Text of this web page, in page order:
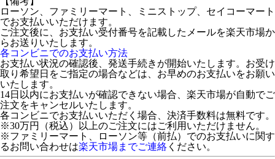
ローソン、ファミリーマート、ミニストップ、セイコーマート
でお支払いいただけます。
ご注文後に、お支払い受付番号を記載したメールを楽天市場か
らお送りいたします。
各コンビニでのお支払い方法
お支払い状況の確認後、発送手続きが開始いたします。お受け
取り希望日をご指定の場合などは、お早めのお支払いをお願い
いたします。
14日以内にお支払いが確認できない場合、楽天市場が自動でご
注文をキャンセルいたします。
各コンビニでお支払いいただく場合、決済手数料は無料です。
※30万円（税込）以上のご注文にはご利用いただけません。
※ファミリーマート、ローソン等（前払）でのお支払いに関す
るお問い合わせは楽天市場までご連絡 ください。